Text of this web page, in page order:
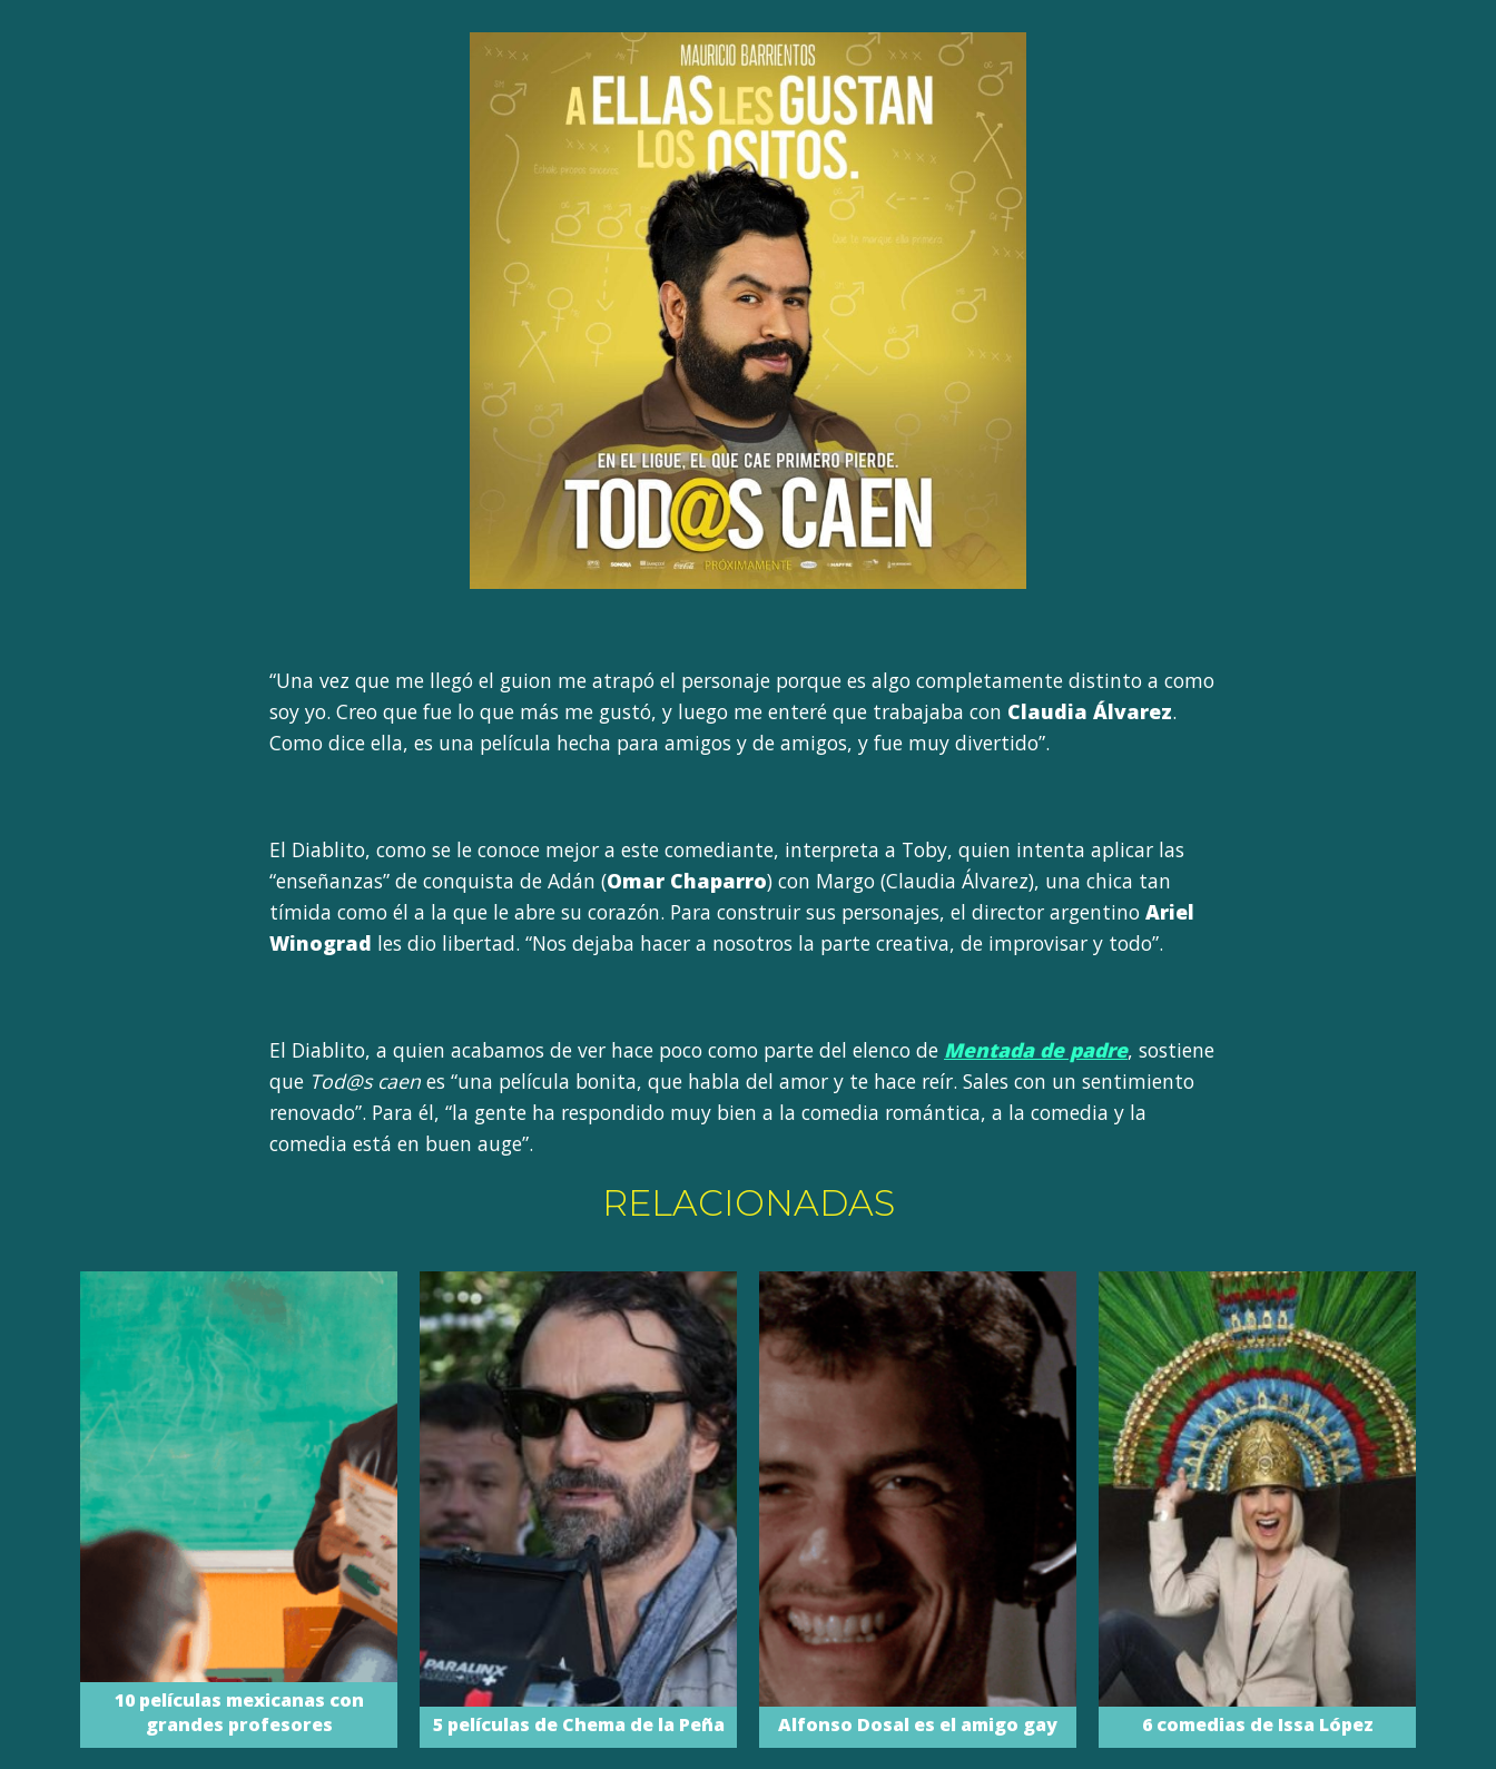
“Una vez que me llegó el guion me atrapó el personaje porque es algo completamente distinto a como
soy yo. Creo que fue lo que más me gustó, y luego me enteré que trabajaba con Claudia Álvarez.
Como dice ella, es una película hecha para amigos y de amigos, y fue muy divertido”.
El Diablito, como se le conoce mejor a este comediante, interpreta a Toby, quien intenta aplicar las
“enseñanzas” de conquista de Adán (Omar Chaparro) con Margo (Claudia Álvarez), una chica tan
tímida como él a la que le abre su corazón. Para construir sus personajes, el director argentino Ariel
Winograd les dio libertad. “Nos dejaba hacer a nosotros la parte creativa, de improvisar y todo”.
El Diablito, a quien acabamos de ver hace poco como parte del elenco de Mentada de padre, sostiene
que Tod@s caen es “una película bonita, que habla del amor y te hace reír. Sales con un sentimiento
renovado”. Para él, “la gente ha respondido muy bien a la comedia romántica, a la comedia y la
comedia está en buen auge”.
RELACIONADAS
10 películas mexicanas con
grandes profesores
5 películas de Chema de la Peña Alfonso Dosal es el amigo gay 6 comedias de Issa López